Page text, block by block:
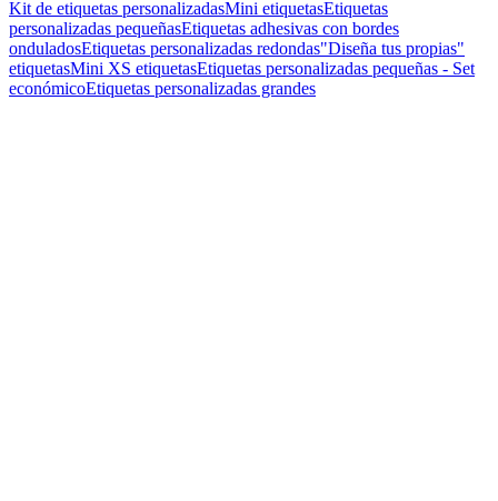
Kit de etiquetas personalizadasMini etiquetasEtiquetas
personalizadas pequeñasEtiquetas adhesivas con bordes
onduladosEtiquetas personalizadas redondas"Diseña tus propias"
etiquetasMini XS etiquetasEtiquetas personalizadas pequeñas - Set
económicoEtiquetas personalizadas grandes